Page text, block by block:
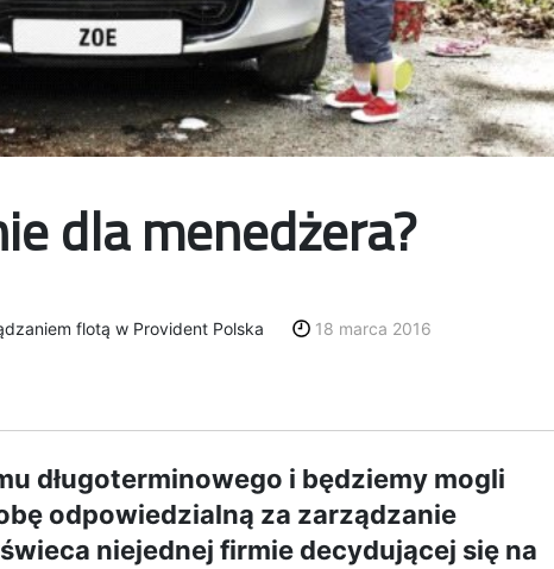
dla menedżera?
flotą w Provident Polska 18 marca 2016
długoterminowego i będziemy mogli
odpowiedzialną za zarządzanie
niejednej firmie decydującej się na